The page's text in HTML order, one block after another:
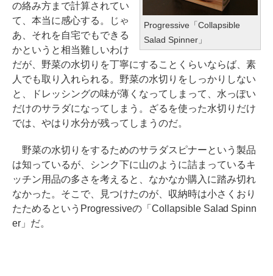
Progressive「Collapsible
Salad Spinner」
の絡み方まで計算されてい
て、本当に感心する。じゃ
あ、それを自宅でもできる
かというと相当難しいわけ
だが、野菜の水切りを丁寧にすることくらいならば、素
人でも取り入れられる。野菜の水切りをしっかりしない
と、ドレッシングの味が薄くなってしまって、水っぽい
だけのサラダになってしまう。ざるを使った水切りだけ
では、やはり水分が残ってしまうのだ。
野菜の水切りをするためのサラダスピナーという製品
は知っているが、シンク下に山のように詰まっているキ
ッチン用品の多さを考えると、なかなか購入に踏み切れ
なかった。そこで、見つけたのが、収納時は小さくおり
たためるというProgressiveの「Collapsible Salad Spinn
er」だ。